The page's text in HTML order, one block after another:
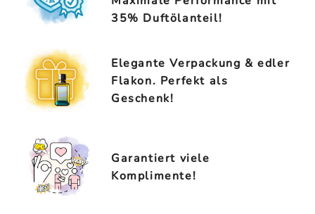
35% Duftölanteil!
Elegante Verpackung & edler
Flakon. Perfekt als
Geschenk!
Garantiert viele
Komplimente!